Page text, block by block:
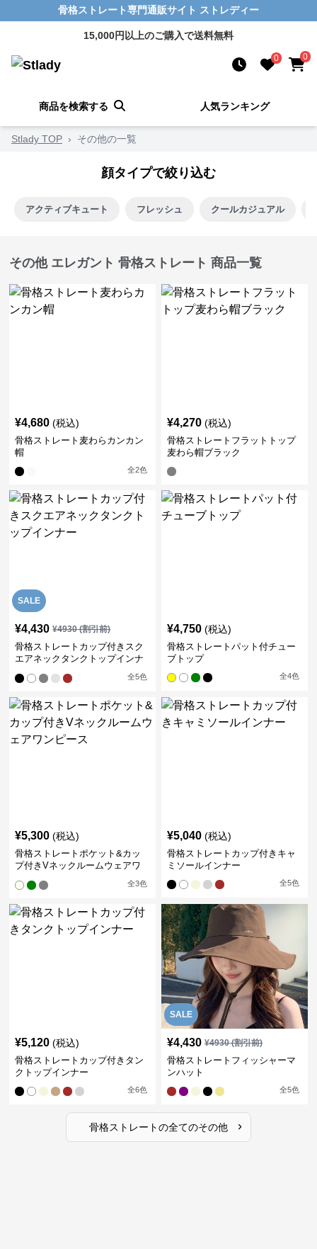
骨格ストレート専門通販サイト ストレディー
15,000円以上のご購入で送料無料
0 0
商品を検索する 人気ランキング
Stlady TOP › その他の一覧
顔タイプで絞り込む
アクティブキュート フレッシュ クールカジュアル
その他 エレガント 骨格ストレート 商品一覧
¥4,680 (税込)
骨格ストレート麦わらカンカン
帽
全2色
¥4,270 (税込)
骨格ストレートフラットトップ
麦わら帽ブラック
SALE
¥4,430 ¥4930(割引前)
骨格ストレートカップ付きスク
エアネックタンクトップインナ
全5色
¥4,750 (税込)
骨格ストレートパット付チュー
ブトップ
全4色
¥5,300 (税込)
骨格ストレートポケット&カッ
プ付きVネックルームウェアワ
全3色
¥5,040 (税込)
骨格ストレートカップ付きキャ
ミソールインナー
全5色
¥5,120 (税込)
骨格ストレートカップ付きタン
クトップインナー
全6色
SALE
¥4,430 ¥4930(割引前)
骨格ストレートフィッシャーマ
ンハット
全5色
骨格ストレートの全てのその他 ›